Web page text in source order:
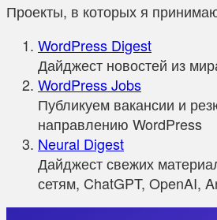
Проекты, в которых я
WordPress Digest
Дайджест новостей из
WordPress Jobs
Публикуем вакансии и
направлению WordPress
Neural Digest
Дайджест свежих
сетям, ChatGPT, OpenAI,